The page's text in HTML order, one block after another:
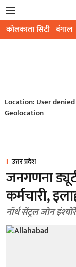
कोलकाता सिटी बंगाल
Location: User denied
Geolocation
उत्तर प्रदेश
जनगणना
कर्मचारी,
नॉर्थ सेंट्रल जोन